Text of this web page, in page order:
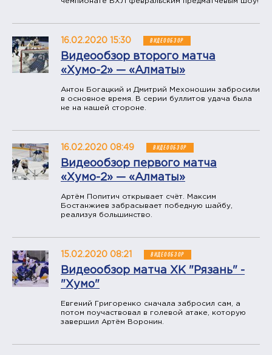
16.02.2020 15:30 ВИДЕООБЗОР
Видеообзор второго матча
«Хумо-2» — «Алматы»
Антон Богацкий и Дмитрий Мехоношин забросили
в основное время. В серии буллитов удача была
не на нашей стороне.
16.02.2020 08:49 ВИДЕООБЗОР
Видеообзор первого матча
«Хумо-2» — «Алматы»
Артём Попитич открывает счёт. Максим
Бостанжиев забрасывает победную шайбу,
реализуя большинство.
15.02.2020 08:21 ВИДЕООБЗОР
Видеообзор матча ХК "Рязань" -
"Хумо"
Евгений Григоренко сначала забросил сам, а
потом поучаствовал в голевой атаке, которую
завершил Артём Воронин.